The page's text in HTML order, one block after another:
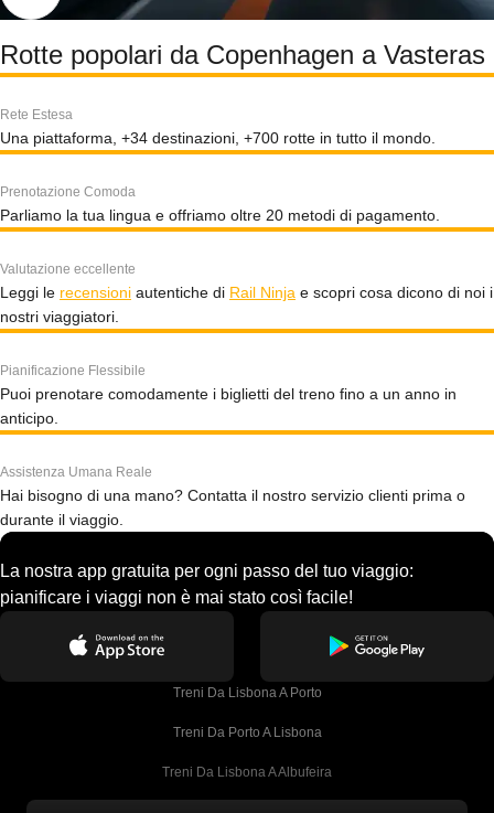
Rotte popolari da Copenhagen a Vasteras
Rete Estesa
Una piattaforma, +34 destinazioni, +700 rotte in tutto il mondo.
Prenotazione Comoda
Parliamo la tua lingua e offriamo oltre 20 metodi di pagamento.
Valutazione eccellente
Leggi le recensioni autentiche di Rail Ninja e scopri cosa dicono di noi i
nostri viaggiatori.
Pianificazione Flessibile
Puoi prenotare comodamente i biglietti del treno fino a un anno in
anticipo.
Assistenza Umana Reale
Hai bisogno di una mano? Contatta il nostro servizio clienti prima o
durante il viaggio.
La nostra app gratuita per ogni passo del tuo viaggio:
pianificare i viaggi non è mai stato così facile!
Treni Da Lisbona A Porto
Treni Da Porto A Lisbona
Treni Da Lisbona A Albufeira